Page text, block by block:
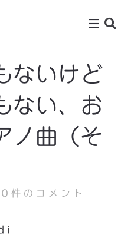
ないけど
ない、お
ノ曲（そ
0件のコメント